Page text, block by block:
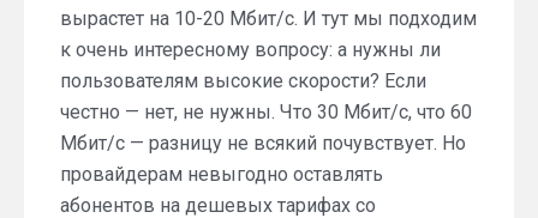
вырастет на 10-20 Мбит/с. И тут мы подходим
к очень интересному вопросу: а нужны ли
пользователям высокие скорости? Если
честно — нет, не нужны. Что 30 Мбит/с, что 60
Мбит/с — разницу не всякий почувствует. Но
провайдерам невыгодно оставлять
абонентов на дешевых тарифах со